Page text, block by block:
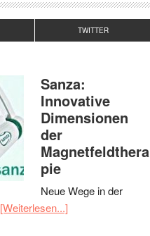
TWITTER
Sanza:
Innovative
Dimensionen
der
Magnetfeldthera
pie
Neue Wege in der
[Weiterlesen...]